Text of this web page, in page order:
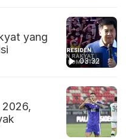
03:32
yang
2026,